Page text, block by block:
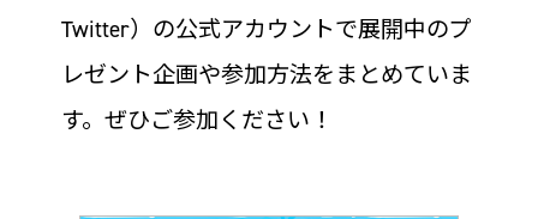
Twitter）の公式アカウントで展開中のプ
レゼント企画や参加方法をまとめていま
す。ぜひご参加ください！